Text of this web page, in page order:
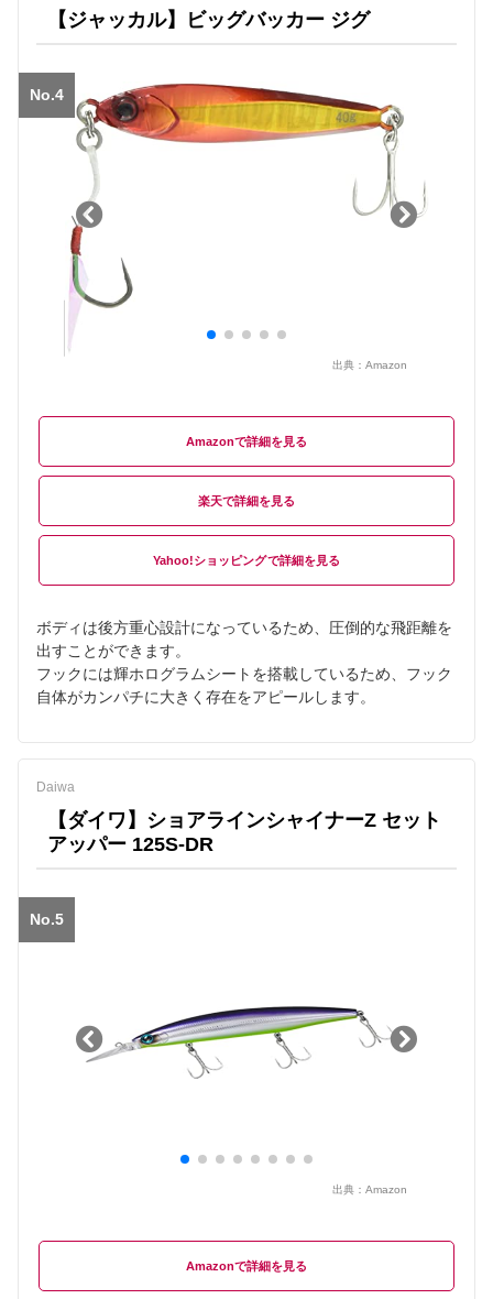
【ジャッカル】ビッグバッカー ジグ
No.4
出典： Amazon
Amazon
楽天
Yahoo!ショッピング
ボディは後方重心設計になっているため、圧倒的な飛距離を
出すことができます。
フックには輝ホログラムシートを搭載しているため、フック
自体がカンパチに大きく存在をアピールします。
Daiwa
【ダイワ】ショアラインシャイナーZ セット
アッパー 125S-DR
No.5
出典： Amazon
Amazon